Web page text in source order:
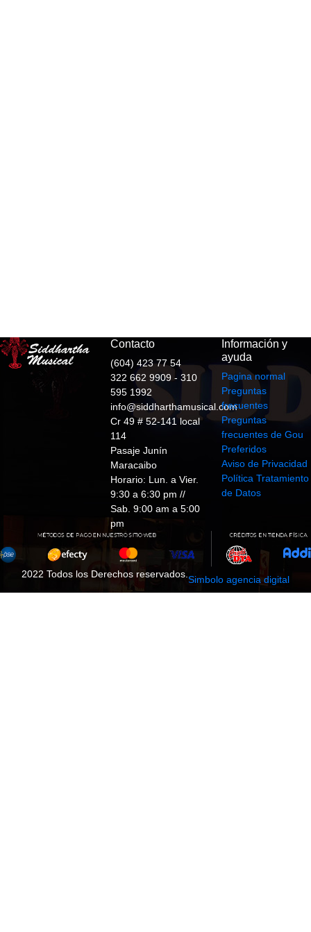
Contacto
(604) 423 77 54
322 662 9909 - 310
595 1992
info@siddharthamusical.com
Cr 49 # 52-141 local
114
Pasaje Junín
Maracaibo
Horario: Lun. a Vier.
9:30 a 6:30 pm //
Sab. 9:00 am a 5:00
pm
Información y
ayuda
Pagina normal
Preguntas
frecuentes
Preguntas
frecuentes de Gou
Preferidos
Aviso de Privacidad
Política Tratamiento
de Datos
2022 Todos los Derechos reservados. Simbolo agencia digital